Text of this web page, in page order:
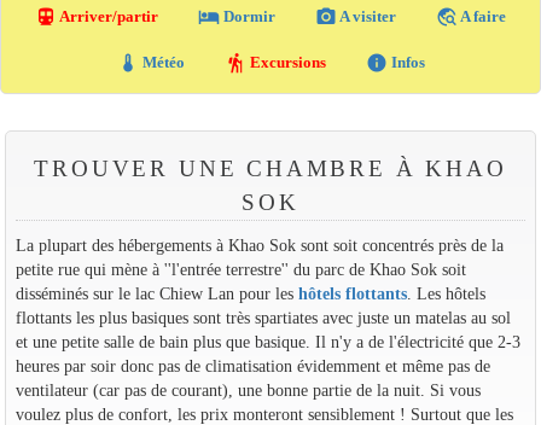
directions_transit Arriver/partir local_hotel Dormir photo_camera A visiter travel_explore A faire
thermostat Météo hiking Excursions info Infos
TROUVER UNE CHAMBRE À KHAO
SOK
La plupart des hébergements à Khao Sok sont soit concentrés près de la
petite rue qui mène à ''l'entrée terrestre'' du parc de Khao Sok soit
disséminés sur le lac Chiew Lan pour les hôtels flottants. Les hôtels
flottants les plus basiques sont très spartiates avec juste un matelas au sol
et une petite salle de bain plus que basique. Il n'y a de l'électricité que 2-3
heures par soir donc pas de climatisation évidemment et même pas de
ventilateur (car pas de courant), une bonne partie de la nuit. Si vous
voulez plus de confort, les prix monteront sensiblement ! Surtout que les